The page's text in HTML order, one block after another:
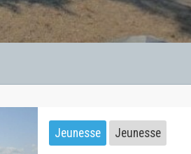
Jeunesse Jeunesse